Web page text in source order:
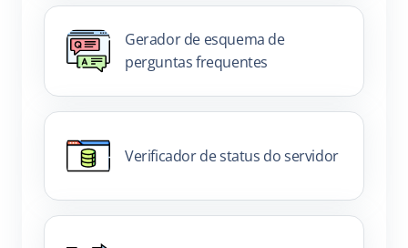
Gerador de esquema de
perguntas frequentes
Verificador de status do servidor